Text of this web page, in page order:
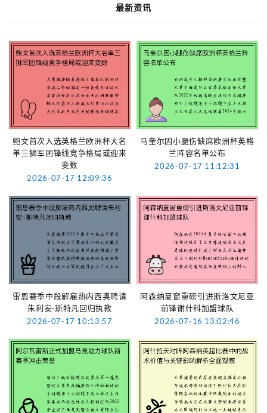
最新资讯
鲍文首次入选英格兰欧洲杯大名
单三狮军团锋线竞争格局或迎来
变数
2026-07-17 12:09:36
马奎尔因小腿伤缺席欧洲杯英格
兰阵容名单公布
2026-07-17 11:12:31
雷恩赛季中段解雇热内西奥聘请
朱利安·斯特凡回归执教
2026-07-17 10:13:57
阿森纳夏窗重磅引进斯洛文尼亚
前锋谢什科加盟球队
2026-07-16 13:02:46